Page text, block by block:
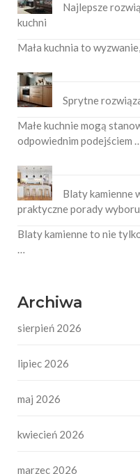
Najlepsze
kuchni
Mała kuchnia to
Sprytne
Małe kuchnie mogą
odpowiednim podejściem
Blaty kamienne
praktyczne porady wyboru
Blaty kamienne to nie
…
Archiwa
sierpień 2026
lipiec 2026
maj 2026
kwiecień 2026
marzec 2026